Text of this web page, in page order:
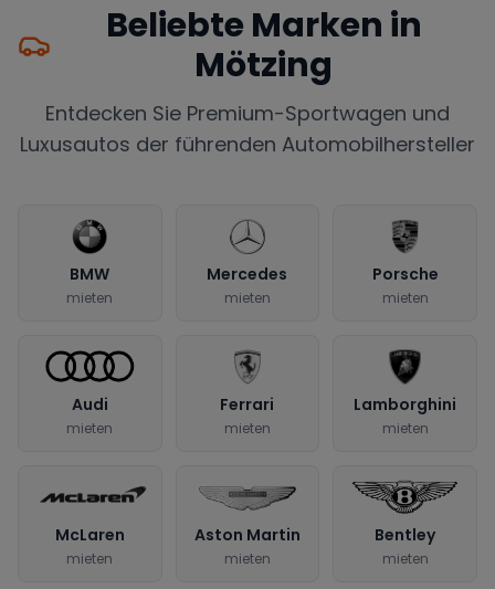
Beliebte Marken in
Mötzing
Entdecken Sie Premium-Sportwagen und
Luxusautos der führenden Automobilhersteller
BMW
mieten
Mercedes
mieten
Porsche
mieten
Audi
mieten
Ferrari
mieten
Lamborghini
mieten
McLaren
mieten
Aston Martin
mieten
Bentley
mieten